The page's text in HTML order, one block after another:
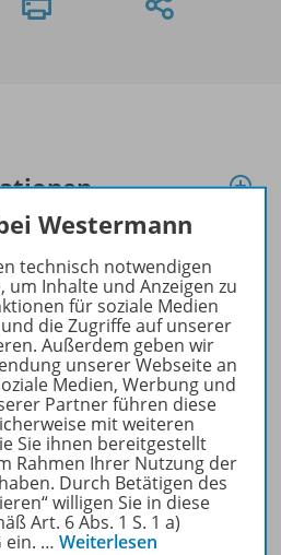
Westermann
technisch notwendigen
um Inhalte und Anzeigen zu
für soziale Medien
die Zugriffe auf unserer
Außerdem geben wir
unserer Webseite an
Medien, Werbung und
Partner führen diese
mit weiteren
Sie ihnen bereitgestellt
Rahmen Ihrer Nutzung der
Durch Betätigen des
willigen Sie in diese
Art. 6 Abs. 1 S. 1 a)
ein. … Weiterlesen